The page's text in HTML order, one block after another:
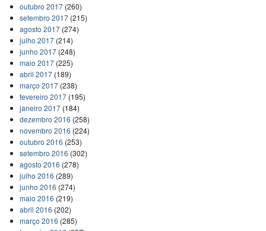
outubro 2017(260)
setembro 2017(215)
agosto 2017(274)
julho 2017(214)
junho 2017(248)
maio 2017(225)
abril 2017(189)
março 2017(238)
fevereiro 2017(195)
janeiro 2017(184)
dezembro 2016 (258)
novembro 2016 (224)
outubro 2016 (253)
setembro 2016 (302)
agosto 2016 (278)
julho 2016 (289)
junho 2016 (274)
maio 2016 (219)
abril 2016 (202)
março 2016 (285)